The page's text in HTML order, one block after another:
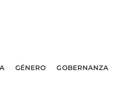
GÉNERO GOBERNANZA